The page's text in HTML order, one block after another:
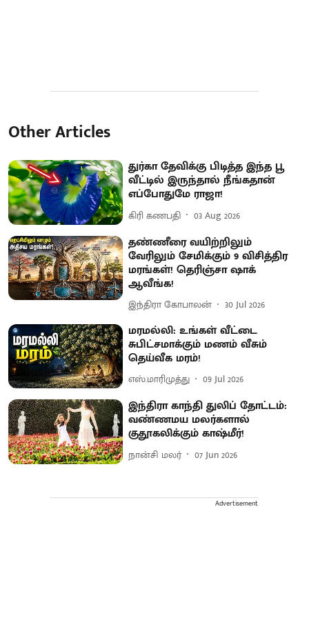
Other Articles
துர்கா தேவிக்கு பிடித்த இந்த பூ
வீட்டில் இருந்தால் நீங்கதான்
எப்போதுமே ராஜா!
கிரி கணபதி 03 Aug 2026
தண்ணீரை வயிற்றிலும்
வேரிலும் சேமிக்கும் 9 விசித்திர
மரங்கள்! தெரிஞ்சா ஷாக்
ஆவீங்க!
இந்திரா கோபாலன் 30 Jul 2026
மரமல்லி: உங்கள் வீட்டை
சுபிட்சமாக்கும் மணம் வீசும்
தெய்வீக மரம்!
எஸ்.மாரிமுத்து 09 Jul 2026
இந்திரா காந்தி துலிப் தோட்டம்:
வண்ணமய மலர்களால்
குதூகலிக்கும் காஷ்மீர்!
நான்சி மலர் 07 Jun 2026
Advertisement